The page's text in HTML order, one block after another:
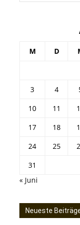
M D
3
4
10
11
17
18
24
25
31
« Juni
Neueste